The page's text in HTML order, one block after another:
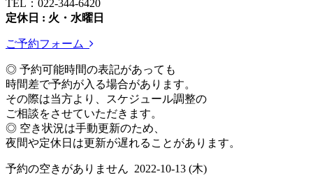
TEL：022-344-6420
定休日 : 火・水曜日
ご予約フォーム
◎ 予約可能時間の表記があっても
時間差で予約が入る場合があります。
その際は当方より、スケジュール調整の
ご相談をさせていただきます。
◎ 空き状況は手動更新のため、
夜間や定休日は更新が遅れることがあります。
予約の空きがありません 2022-10-13 (木)